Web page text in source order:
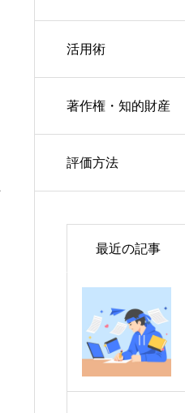
活用術
著作権・知的財産
評価方法
最近の記事